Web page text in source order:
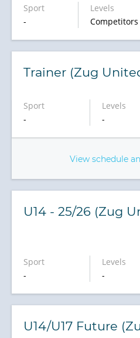
Sport
-
Levels
Competitors
Trainer (Zug
Sport
-
Levels
-
View schedule
U14 - 25/26 (Zug
Sport
-
Levels
-
U14/U17 Future